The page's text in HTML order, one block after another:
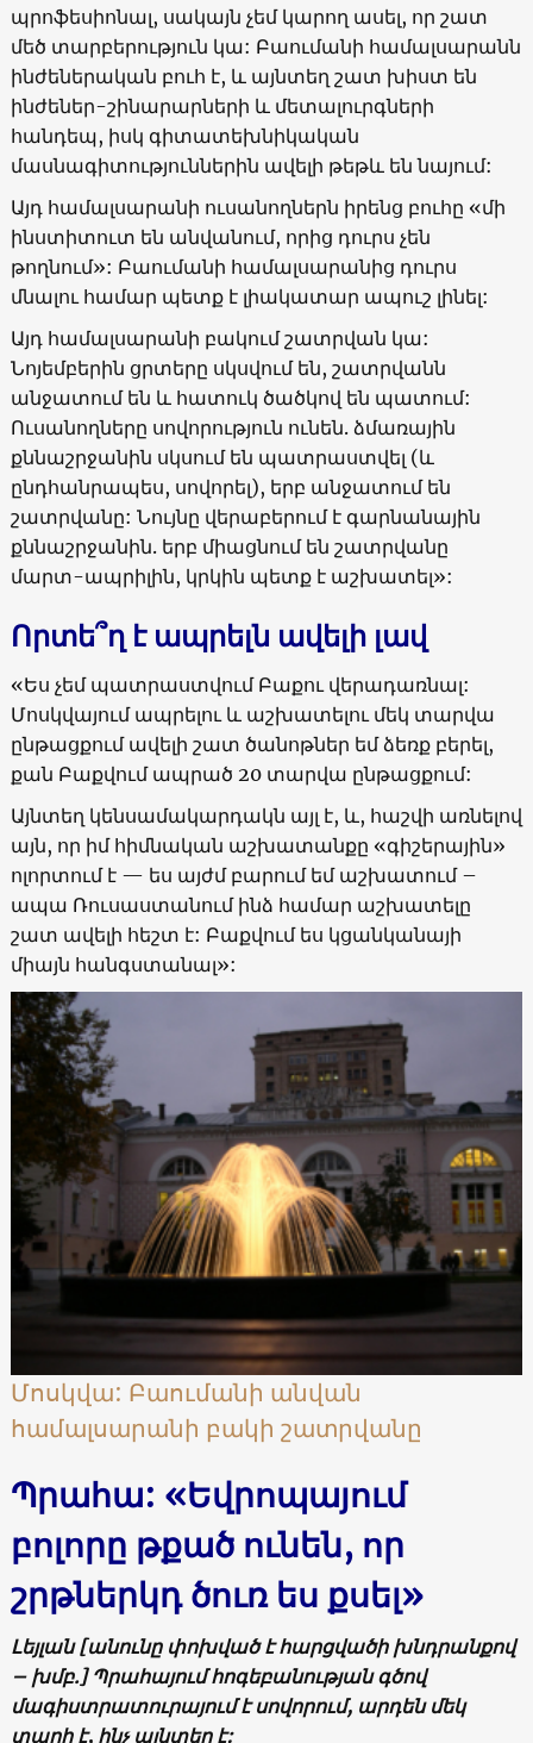
պրոֆեսիոնալ, սակայն չեմ կարող ասել, որ շատ
մեծ տարբերություն կա: Բաումանի համալսարանն
ինժեներական բուհ է, և այնտեղ շատ խիստ են
ինժեներ-շինարարների և մետալուրգների
հանդեպ, իսկ գիտատեխնիկական
մասնագիտություններին ավելի թեթև են նայում:
Այդ համալսարանի ուսանողներն իրենց բուհը «մի
ինստիտուտ են անվանում, որից դուրս չեն
թողնում»: Բաումանի համալսարանից դուրս
մնալու համար պետք է լիակատար ապուշ լինել:
Այդ համալսարանի բակում շատրվան կա:
Նոյեմբերին ցրտերը սկսվում են, շատրվանն
անջատում են և հատուկ ծածկով են պատում:
Ուսանողները սովորություն ունեն. ձմառային
քննաշրջանին սկսում են պատրաստվել (և
ընդհանրապես, սովորել), երբ անջատում են
շատրվանը: Նույնը վերաբերում է գարնանային
քննաշրջանին. երբ միացնում են շատրվանը
մարտ-ապրիլին, կրկին պետք է աշխատել»:
Որտե՞ղ է ապրելն ավելի լավ
«Ես չեմ պատրաստվում Բաքու վերադառնալ:
Մոսկվայում ապրելու և աշխատելու մեկ տարվա
ընթացքում ավելի շատ ծանոթներ եմ ձեռք բերել,
քան Բաքվում ապրած 20 տարվա ընթացքում:
Այնտեղ կենսամակարդակն այլ է, և, հաշվի առնելով
այն, որ իմ հիմնական աշխատանքը «գիշերային»
ոլորտում է — ես այժմ բարում եմ աշխատում –
ապա Ռուսաստանում ինձ համար աշխատելը
շատ ավելի հեշտ է: Բաքվում ես կցանկանայի
միայն հանգստանալ»:
Մոսկվա: Բաումանի անվան
համալսարանի բակի շատրվանը
Պրահա: «Եվրոպայում
բոլորը թքած ունեն, որ
շրթներկդ ծուռ ես քսել»
Լեյլան [անունը փոխված է հարցվածի խնդրանքով
– խմբ.] Պրահայում հոգեբանության գծով
մագիստրատուրայում է սովորում, արդեն մեկ
տարի է, ինչ այնտեղ է: